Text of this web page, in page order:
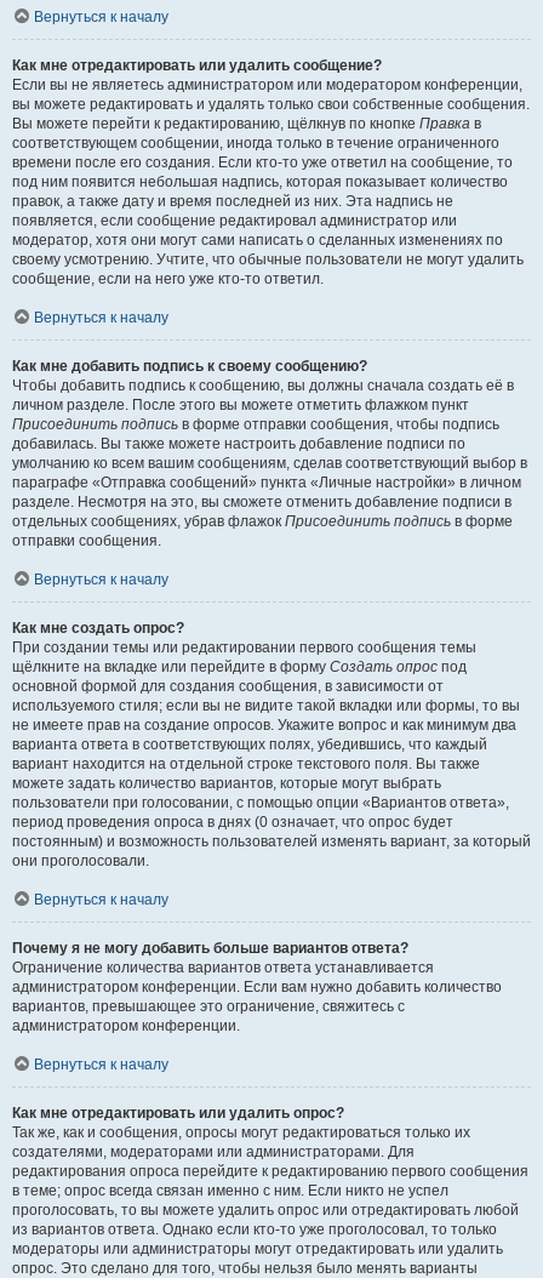
Вернуться к началу
Как мне отредактировать или удалить сообщение?
Если вы не являетесь администратором или модератором конференции,
вы можете редактировать и удалять только свои собственные сообщения.
Вы можете перейти к редактированию, щёлкнув по кнопке Правка в
соответствующем сообщении, иногда только в течение ограниченного
времени после его создания. Если кто-то уже ответил на сообщение, то
под ним появится небольшая надпись, которая показывает количество
правок, а также дату и время последней из них. Эта надпись не
появляется, если сообщение редактировал администратор или
модератор, хотя они могут сами написать о сделанных изменениях по
своему усмотрению. Учтите, что обычные пользователи не могут удалить
сообщение, если на него уже кто-то ответил.
Вернуться к началу
Как мне добавить подпись к своему сообщению?
Чтобы добавить подпись к сообщению, вы должны сначала создать её в
личном разделе. После этого вы можете отметить флажком пункт
Присоединить подпись в форме отправки сообщения, чтобы подпись
добавилась. Вы также можете настроить добавление подписи по
умолчанию ко всем вашим сообщениям, сделав соответствующий выбор в
параграфе «Отправка сообщений» пункта «Личные настройки» в личном
разделе. Несмотря на это, вы сможете отменить добавление подписи в
отдельных сообщениях, убрав флажок Присоединить подпись в форме
отправки сообщения.
Вернуться к началу
Как мне создать опрос?
При создании темы или редактировании первого сообщения темы
щёлкните на вкладке или перейдите в форму Создать опрос под
основной формой для создания сообщения, в зависимости от
используемого стиля; если вы не видите такой вкладки или формы, то вы
не имеете прав на создание опросов. Укажите вопрос и как минимум два
варианта ответа в соответствующих полях, убедившись, что каждый
вариант находится на отдельной строке текстового поля. Вы также
можете задать количество вариантов, которые могут выбрать
пользователи при голосовании, с помощью опции «Вариантов ответа»,
период проведения опроса в днях (0 означает, что опрос будет
постоянным) и возможность пользователей изменять вариант, за который
они проголосовали.
Вернуться к началу
Почему я не могу добавить больше вариантов ответа?
Ограничение количества вариантов ответа устанавливается
администратором конференции. Если вам нужно добавить количество
вариантов, превышающее это ограничение, свяжитесь с
администратором конференции.
Вернуться к началу
Как мне отредактировать или удалить опрос?
Так же, как и сообщения, опросы могут редактироваться только их
создателями, модераторами или администраторами. Для
редактирования опроса перейдите к редактированию первого сообщения
в теме; опрос всегда связан именно с ним. Если никто не успел
проголосовать, то вы можете удалить опрос или отредактировать любой
из вариантов ответа. Однако если кто-то уже проголосовал, то только
модераторы или администраторы могут отредактировать или удалить
опрос. Это сделано для того, чтобы нельзя было менять варианты